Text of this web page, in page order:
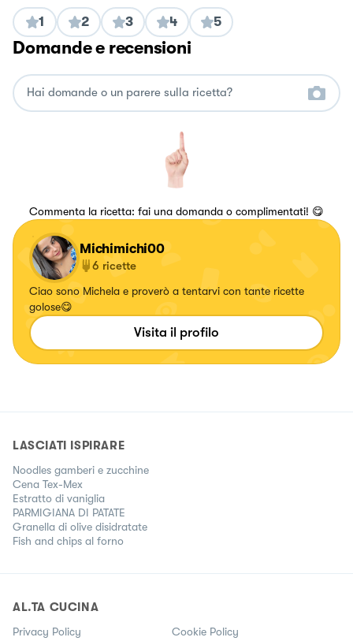
1 2 3 4 5
Domande e recensioni
Commenta la ricetta: fai una domanda o complimentati! 😋
Michimichi00
6 ricette
Ciao sono Michela e proverò a tentarvi con tante ricette
golose😋
Visita il profilo
LASCIATI ISPIRARE
Noodles gamberi e zucchine
Cena Tex-Mex
Estratto di vaniglia
PARMIGIANA DI PATATE
Granella di olive disidratate
Fish and chips al forno
AL.TA CUCINA
Privacy Policy
Cookie Policy